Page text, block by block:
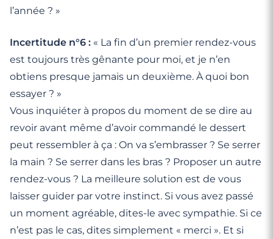
l’année ? »
Incertitude n°6 : « La fin d’un premier rendez-vous
est toujours très gênante pour moi, et je n’en
obtiens presque jamais un deuxième. À quoi bon
essayer ? »
Vous inquiéter à propos du moment de se dire au
revoir avant même d’avoir commandé le dessert
peut ressembler à ça : On va s’embrasser ? Se serrer
la main ? Se serrer dans les bras ? Proposer un autre
rendez-vous ? La meilleure solution est de vous
laisser guider par votre instinct. Si vous avez passé
un moment agréable, dites-le avec sympathie. Si ce
n’est pas le cas, dites simplement « merci ». Et si